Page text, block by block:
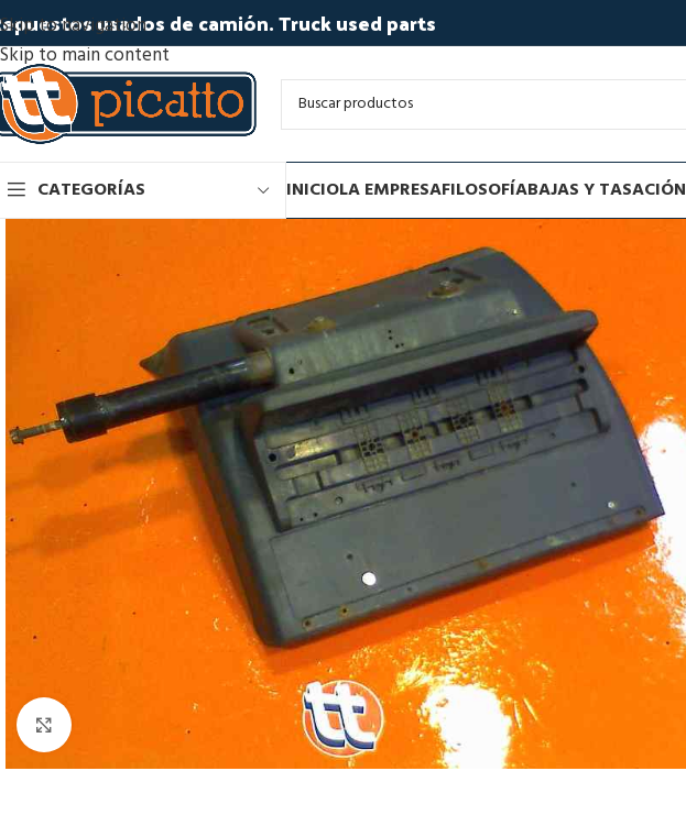
Skip to navigation
Skip to main content
usados de camión. Truck used parts
CATEGORÍAS INICIOLA EMPRESAFILOSOFÍABAJAS Y TASACIÓN
Click to enlarge